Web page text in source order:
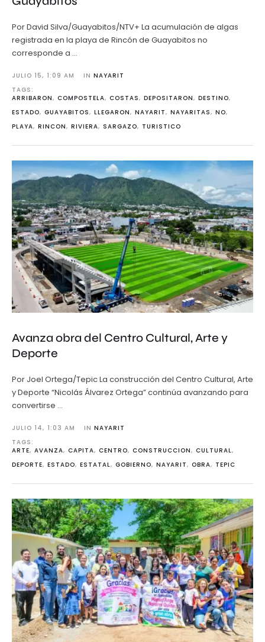
Por David Silva/Guayabitos/NTV+ La acumulación de algas
registrada en la playa de Rincón de Guayabitos no
corresponde a …
JULIO 15, 1:09 AM IN NAYARIT
TAGS:
ARRIBARON, COMPOSTELA, COSTAS, DEPOSITARON, DESTINO,
ESTADO, GUAYABITOS, LLEGARON, NAYARIT, NAYARITAS, NO,
PLAYA, RINCON, RIVIERA, SARGAZO, TURISTICO
Avanza obra del Centro Cultural, Arte y
Deporte
Por Joel Ortega/Tepic La construcción del Centro Cultural, Arte
y Deporte “Nicolás Álvarez Ortega” continúa avanzando para
convertirse …
JULIO 14, 1:03 AM IN NAYARIT
TAGS:
ARTE, AVANZA, CAPITA, CENTRO, CONSTRUCCION, CULTURAL,
DEPORTE, ESTADO, ESTATAL, GOBIERNO, NAYARIT, OBRA, TEPIC